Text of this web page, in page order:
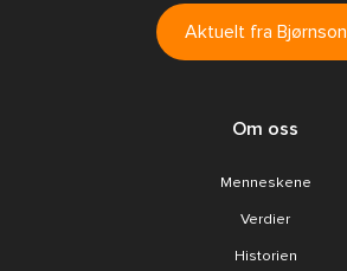
Aktuelt fra Bjørnson
Om oss
Menneskene
Verdier
Historien